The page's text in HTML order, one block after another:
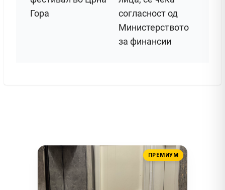
Гора
согласност од
Министерството
за финансии
ПРЕМИУМ